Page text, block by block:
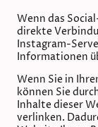
Wenn das
direkte
Instagram-
Informationen
Wenn Sie in
können Sie
Inhalte dieser
verlinken.